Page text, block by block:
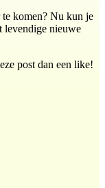
komen? Nu kun je
levendige nieuwe
post dan een like!